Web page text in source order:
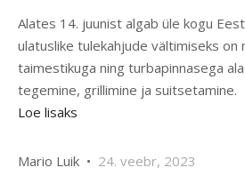
Alates 14. juunist algab üle kogu
ulatuslike tulekahjude vältimiseks on
taimestikuga ning turbapinnasega
tegemine, grillimine ja suitsetamine.
Loe lisaks
Mario Luik • 24. veebr, 2023